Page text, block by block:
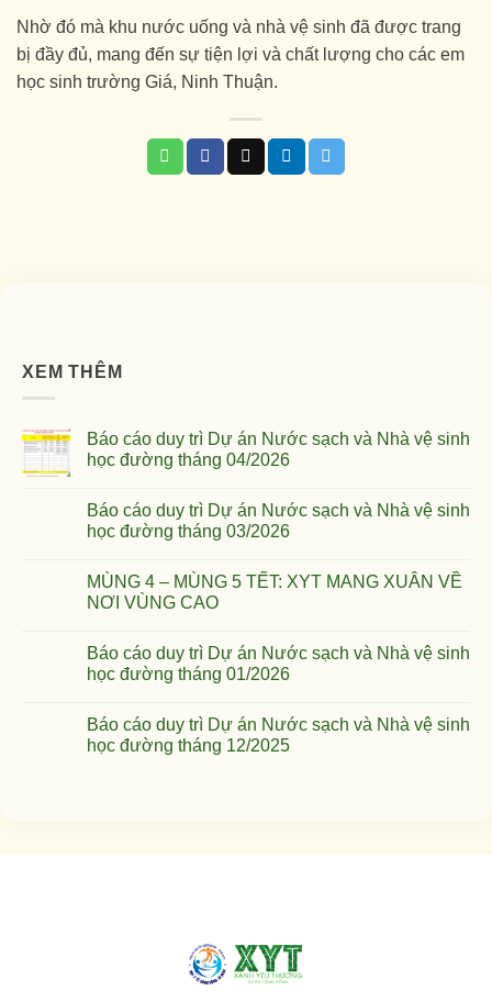
Nhờ đó mà khu nước uống và nhà vệ sinh đã được trang
bị đầy đủ, mang đến sự tiện lợi và chất lượng cho các em
học sinh trường Giá, Ninh Thuận.
XEM THÊM
Báo cáo duy trì Dự án Nước sạch và Nhà vệ sinh
học đường tháng 04/2026
Báo cáo duy trì Dự án Nước sạch và Nhà vệ sinh
học đường tháng 03/2026
MÙNG 4 – MÙNG 5 TẾT: XYT MANG XUÂN VỀ
NƠI VÙNG CAO
Báo cáo duy trì Dự án Nước sạch và Nhà vệ sinh
học đường tháng 01/2026
Báo cáo duy trì Dự án Nước sạch và Nhà vệ sinh
học đường tháng 12/2025